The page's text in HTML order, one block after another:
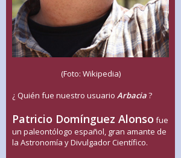
(Foto: Wikipedia)
¿ Quién fue nuestro usuario Arbacia?
Patricio Domínguez Alonso fue
un paleontólogo español, gran amante de
la Astronomía y Divulgador Científico.